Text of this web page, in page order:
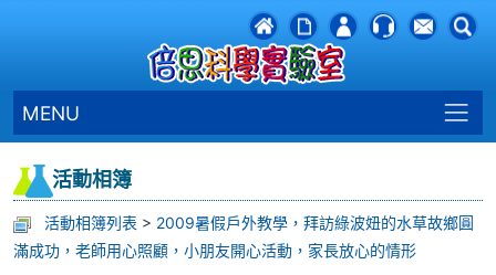
MENU
活動相簿
活動相簿列表 > 2009暑假戶外教學，拜訪綠波妞的水草故鄉圓
滿成功，老師用心照顧，小朋友開心活動，家長放心的情形